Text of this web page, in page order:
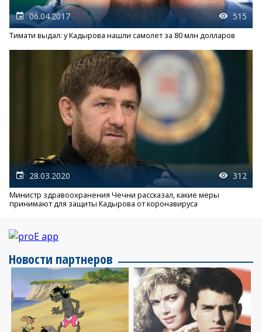
06.04.2017 515
Тимати выдал: у Кадырова нашли самолет за 80 млн долларов
28.03.2020 312
Министр здравоохранения Чечни рассказал, какие меры
принимают для защиты Кадырова от коронавируса
Новости партнеров